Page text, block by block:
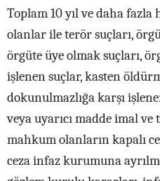
Toplam 10 yıl ve daha fazla
olanlar ile terör suçları,
örgüte üye olmak suçları,
işlenen suçlar, kasten
dokunulmazlığa karşı
veya uyarıcı madde imal
mahkum olanların kapalı
ceza infaz kurumuna